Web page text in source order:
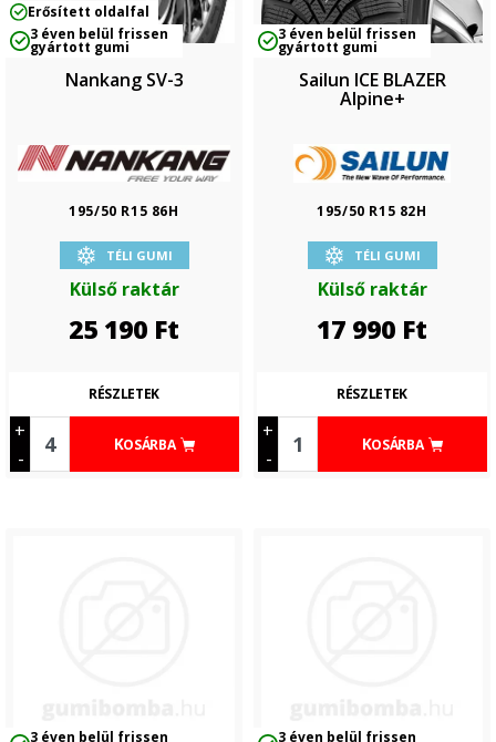
Erősített oldalfal
3 éven belül frissen
gyártott gumi
Nankang SV-3
195/50 R15 86H
TÉLI GUMI
Külső raktár
25 190 Ft
+
-
KOSÁRBA
RÉSZLETEK
3 éven belül frissen
gyártott gumi
Sailun ICE BLAZER
Alpine+
195/50 R15 82H
TÉLI GUMI
Külső raktár
17 990 Ft
+
-
KOSÁRBA
RÉSZLETEK
3 éven belül frissen 3 éven belül frissen